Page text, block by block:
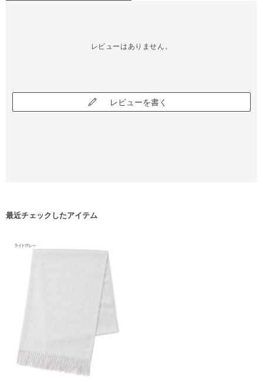
レビューはありません。
レビューを書く
最近チェックしたアイテム